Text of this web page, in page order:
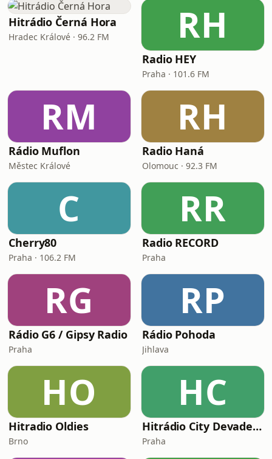
Hitrádio Černá Hora
Hradec Králové · 96.2 FM RH
Radio HEY
Praha · 101.6 FM
RM
Rádio Muflon
Městec Králové
RH
Radio Haná
Olomouc · 92.3 FM
C
Cherry80
Praha · 106.2 FM
RR
Radio RECORD
Praha
RG
Rádio G6 / Gipsy Radio
Praha
RP
Rádio Pohoda
Jihlava
HO
Hitradio Oldies
Brno
HC
Hitrádio City Devadesátka
Praha